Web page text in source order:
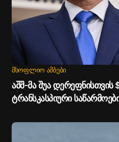
ᲛᲡᲝᲤᲚᲘᲝ ᲐᲛᲑᲔᲑᲘ
აშშ-მა შუა დერეფნისთვის
ტრანსკასპიური